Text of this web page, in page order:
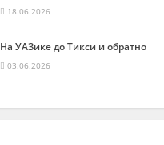
18.06.2026
На УАЗике до Тикси и обратно
03.06.2026